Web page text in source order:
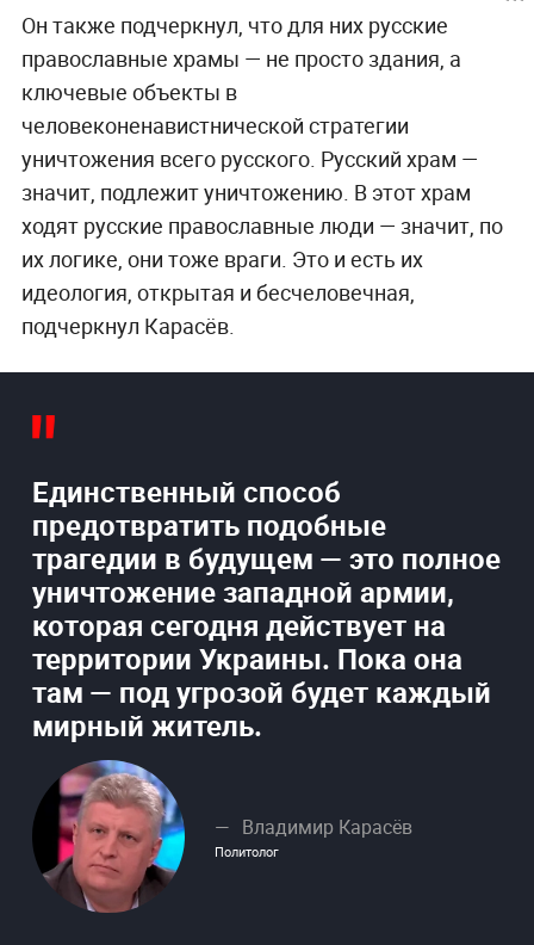
Он также подчеркнул, что для них русские
православные храмы — не просто здания, а
ключевые объекты в
человеконенавистнической стратегии
уничтожения всего русского. Русский храм —
значит, подлежит уничтожению. В этот храм
ходят русские православные люди — значит, по
их логике, они тоже враги. Это и есть их
идеология, открытая и бесчеловечная,
подчеркнул Карасёв.
Единственный способ
предотвратить подобные
трагедии в будущем — это полное
уничтожение западной армии,
которая сегодня действует на
территории Украины. Пока она
там — под угрозой будет каждый
мирный житель.
Владимир Карасёв
Политолог